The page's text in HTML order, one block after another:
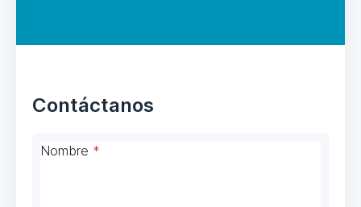
Contáctanos
Nombre *